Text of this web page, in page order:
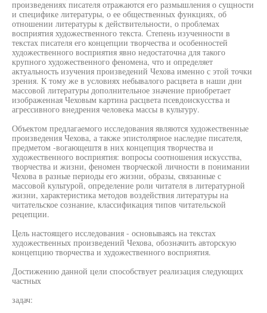
произведениях писателя отражаются его размышления о сущности
и специфике литературы, о ее общественных функциях, об
отношении литературы к действительности, о проблемах
восприятия художественного текста. Степень изученности в
текстах писателя его концепции творчества и особенностей
художественного восприятия явно недостаточна для такого
крупного художественного феномена, что и определяет
актуальность изучения произведений Чехова именно с этой точки
зрения. К тому же в условиях небывалого расцвета в наши дни
массовой литературы дополнительное значение приобретает
изображенная Чеховым картина расцвета псевдоискусства и
агрессивного внедрения человека массы в культуру.
Объектом предлагаемого исследования являются художественные
произведения Чехова, а также эпистолярное наследие писателя,
предметом -вогающештя в них концепция творчества и
художественного восприятия: вопросы соотношения искусства,
творчества и жизни, феномен творческой личности в понимании
Чехова в разные периоды его жизни, образы, связанные с
массовой культурой, определение роли читателя в литературной
жизни, характеристика методов воздействия литературы на
читательское сознание, классификация типов читательской
рецепции.
Цель настоящего исследования - основываясь на текстах
художественных произведений Чехова, обозначить авторскую
концепцию творчества и художественного восприятия.
Достижению данной цели способствует реализация следующих
частных
задач: